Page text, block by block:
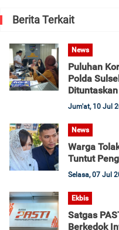
Berita Terkait
News
Puluhan
Polda
Dituntaskan
Jum'at, 10 Jul
News
Warga
Tuntut
Selasa, 07 Jul
Ekbis
Satgas
Berkedok